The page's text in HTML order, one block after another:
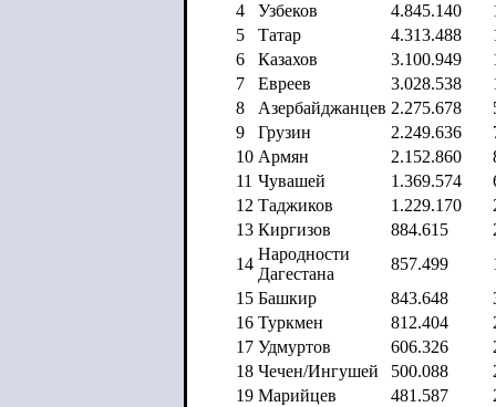
4
Узбеков 4.845.140
5
Татар 4.313.488
6
Казахов 3.100.949
7
Евреев 3.028.538
8
Азербайджанцев 2.275.678
9
Грузин 2.249.636
10 Армян 2.152.860
11 Чувашей 1.369.574
12 Таджиков 1.229.170
13 Киргизов 884.615
14
Народности
Дагестана
857.499
15 Башкир 843.648
16 Туркмен 812.404
17 Удмуртов 606.326
18 Чечен/Ингушей 500.088
19 Марийцев 481.587